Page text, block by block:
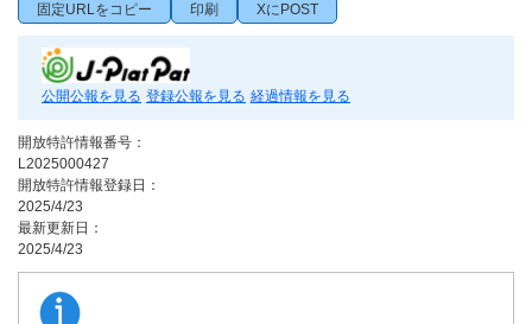
固定URLをコピー 印刷 XにPOST
公開公報を見る 登録公報を見る 経過情報を見る
開放特許情報番号：
L2025000427
開放特許情報登録日：
2025/4/23
最新更新日：
2025/4/23